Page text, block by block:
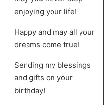
enjoying your life!
Happy and may all your
dreams come true!
Sending my blessings
and gifts on your
birthday!